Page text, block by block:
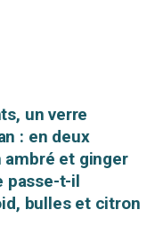
un verre
: en deux
et ginger
passe-t-il
bulles et citron